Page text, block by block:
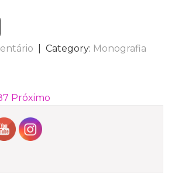
| Category: Monografia
Próximo